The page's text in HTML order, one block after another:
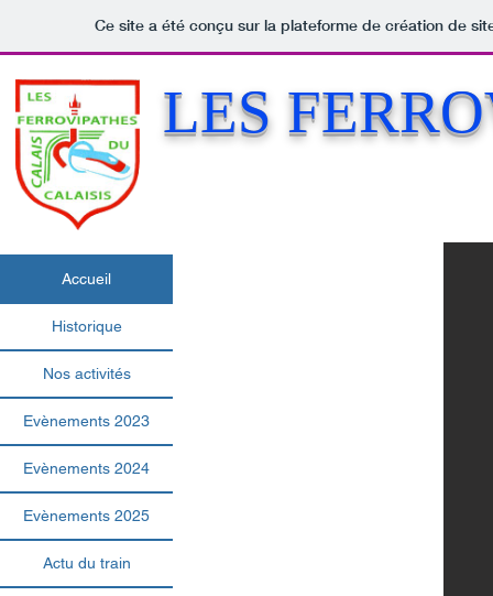
Ce site a été conçu sur la plateforme de création de
LES
LES
Accueil
Historique
Nos activités
Evènements 2023
Evènements 2024
Evènements 2025
Actu du train